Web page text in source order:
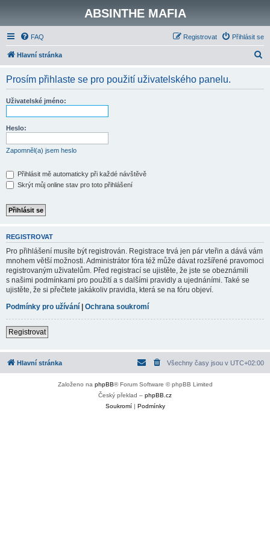
ABSINTHE MAFIA
FAQ Přihlásit se
Registrovat
Hlavní stránka
Prosím přihlaste se pro použití uživatelského panelu.
Uživatelské jméno:
Heslo:
Zapomněl(a) jsem heslo
Přihlásit mě automaticky při každé návštěvě
Skrýt můj online stav pro toto přihlášení
REGISTROVAT
Pro přihlášení musíte být registrován. Registrace trvá jen pár vteřin a dává vám
mnohem větší možnosti. Administrátor fóra též může dávat rozšířené pravomoci
registrovaným uživatelům. Před registrací se ujistěte, že jste se obeznámili
s našimi podmínkami pro použití a s dalšími pravidly a ujednáními. Také se
ujistěte, že si přečtete jakákoliv pravidla, která se na fóru objeví.
Podmínky pro užívání | Ochrana soukromí
Registrovat
Hlavní stránka Všechny časy jsou v UTC+02:00
Založeno na phpBB® Forum Software © phpBB Limited
Český překlad – phpBB.cz
Soukromí| Podmínky